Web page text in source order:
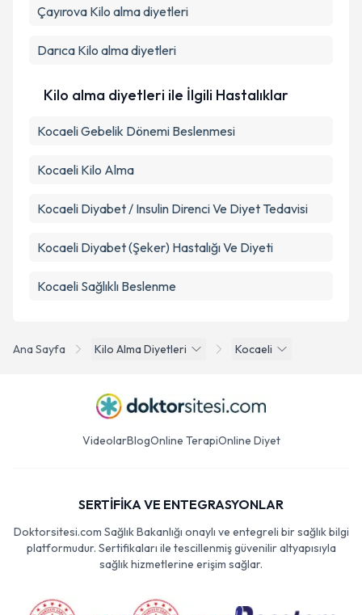
Ana Sayfa Kilo Alma Diyetleri Kocaeli
Çayırova Kilo alma diyetleri
Darıca Kilo alma diyetleri
Kilo alma diyetleri ile İlgili Hastalıklar
Kocaeli Gebelik Dönemi Beslenmesi
Kocaeli Kilo Alma
Kocaeli Diyabet / Insulin Direnci Ve Diyet Tedavisi
Kocaeli Diyabet (Şeker) Hastalığı Ve Diyeti
Kocaeli Sağlıklı Beslenme
VideolarBlogOnline TerapiOnline Diyet
SERTİFİKA VE ENTEGRASYONLAR
Doktorsitesi.com Sağlık Bakanlığı onaylı ve entegreli bir sağlık bilgi
platformudur. Sertifikaları ile tescillenmiş güvenilir altyapısıyla
sağlık hizmetlerine erişim sağlar.